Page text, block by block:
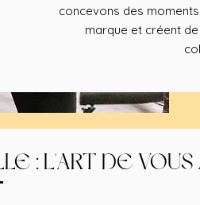
concevons des
marque et créent
: L'ART DE VOUS